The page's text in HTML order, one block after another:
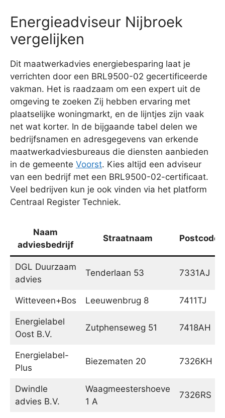
Energieadviseur Nijbroek
vergelijken
Dit maatwerkadvies energiebesparing laat je
verrichten door een BRL9500-02 gecertificeerde
vakman. Het is raadzaam om een expert uit de
omgeving te zoeken Zij hebben ervaring met
plaatselijke woningmarkt, en de lijntjes zijn vaak
net wat korter. In de bijgaande tabel delen we
bedrijfsnamen en adresgegevens van erkende
maatwerkadviesbureaus die diensten aanbieden
in de gemeente Voorst. Kies altijd een adviseur
van een bedrijf met een BRL9500-02-certificaat.
Veel bedrijven kun je ook vinden via het platform
Centraal Register Techniek.
Naam
adviesbedrijf
Straatnaam Postcode
DGL Duurzaam
advies
Tenderlaan 53 7331AJ
Witteveen+Bos Leeuwenbrug 8 7411TJ
Energielabel
Oost B.V.
Zutphenseweg 51 7418AH
Energielabel-
Plus
Biezematen 20 7326KH
Dwindle
advies B.V.
Waagmeestershoeve
1 A
7326RS